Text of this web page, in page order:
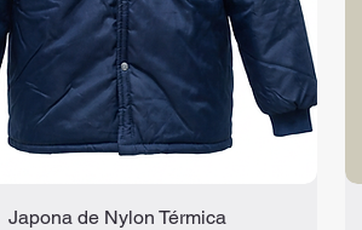
Japona de Nylon Térmica